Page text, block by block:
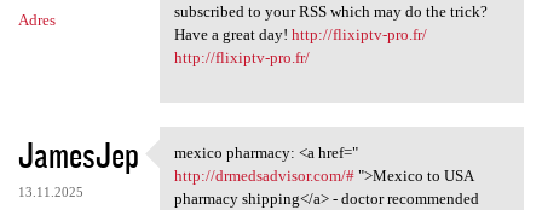
Adres
subscribed to your RSS which may do the trick?
Have a great day! http://flixiptv-pro.fr/
http://flixiptv-pro.fr/
JamesJep
13.11.2025
mexico pharmacy: <a href="
mexico pharmacy: <a href="
http://drmedsadvisor.com/#">Mexico to USA
pharmacy shipping</a> - doctor recommended